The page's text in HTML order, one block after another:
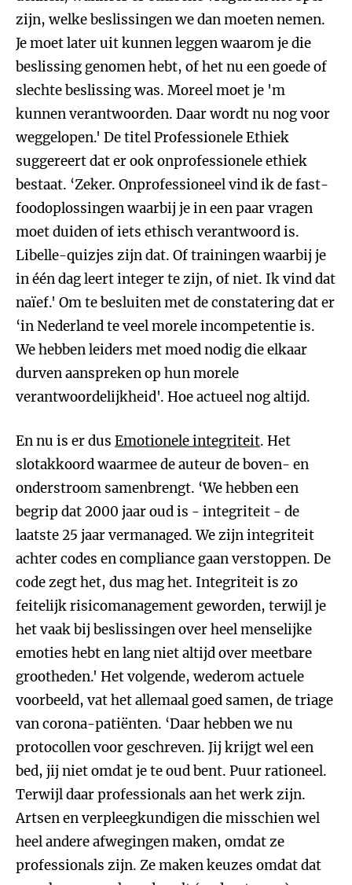
zijn, welke beslissingen we dan moeten nemen.
Je moet later uit kunnen leggen waarom je die
beslissing genomen hebt, of het nu een goede of
slechte beslissing was. Moreel moet je 'm
kunnen verantwoorden. Daar wordt nu nog voor
weggelopen.' De titel Professionele Ethiek
suggereert dat er ook onprofessionele ethiek
bestaat. ‘Zeker. Onprofessioneel vind ik de fast-
foodoplossingen waarbij je in een paar vragen
moet duiden of iets ethisch verantwoord is.
Libelle-quizjes zijn dat. Of trainingen waarbij je
in één dag leert integer te zijn, of niet. Ik vind dat
naïef.' Om te besluiten met de constatering dat er
‘in Nederland te veel morele incompetentie is.
We hebben leiders met moed nodig die elkaar
durven aanspreken op hun morele
verantwoordelijkheid'. Hoe actueel nog altijd.
En nu is er dus Emotionele integriteit. Het
slotakkoord waarmee de auteur de boven- en
onderstroom samenbrengt. ‘We hebben een
begrip dat 2000 jaar oud is - integriteit - de
laatste 25 jaar vermanaged. We zijn integriteit
achter codes en compliance gaan verstoppen. De
code zegt het, dus mag het. Integriteit is zo
feitelijk risicomanagement geworden, terwijl je
het vaak bij beslissingen over heel menselijke
emoties hebt en lang niet altijd over meetbare
grootheden.' Het volgende, wederom actuele
voorbeeld, vat het allemaal goed samen, de triage
van corona-patiënten. ‘Daar hebben we nu
protocollen voor geschreven. Jij krijgt wel een
bed, jij niet omdat je te oud bent. Puur rationeel.
Terwijl daar professionals aan het werk zijn.
Artsen en verpleegkundigen die misschien wel
heel andere afwegingen maken, omdat ze
professionals zijn. Ze maken keuzes omdat dat